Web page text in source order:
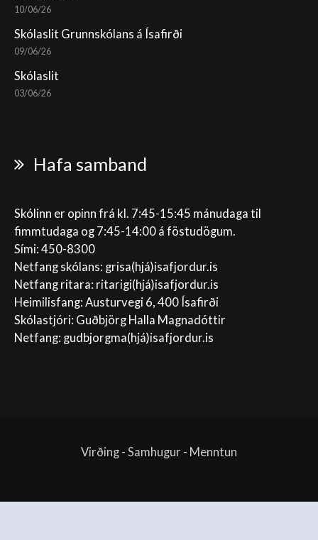
10/06/26
Skólaslit Grunnskólans á Ísafirði
09/06/26
Skólaslit
03/06/26
Hafa samband
Skólinn er opinn frá kl. 7:45-15:45 mánudaga til
fimmtudaga og 7:45-14:00 á föstudögum.
Sími: 450-8300
Netfang skólans: grisa(hjá)isafjordur.is
Netfang ritara: ritarigi(hjá)isafjordur.is
Heimilisfang: Austurvegi 6, 400 Ísafirði
Skólastjóri: Guðbjörg Halla Magnadóttir
Netfang: gudbjorgma(hjá)isafjordur.is
Virðing - Samhugur - Menntun